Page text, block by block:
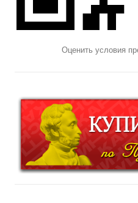
Оценить условия